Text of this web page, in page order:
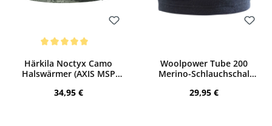
Bewerten
Härkila Noctyx Camo
Halswärmer (AXIS MSP
Regulärer Preis:
34,95 €
Woolpower Tube 200
Merino-Schlauchschal
Regulärer Preis:
29,95 €